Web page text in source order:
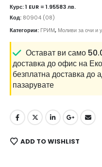
Курс: 1 EUR = 1.95583 лв.
Код: 80904 (08)
Категории: ГРИМ, Моливи за очи и
Остават ви само
доставка до офис на
безплатна доставка до
пазарувате
ADD TO WISHLIST